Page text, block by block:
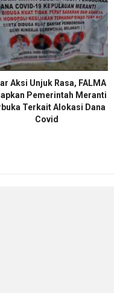
Aksi Unjuk Rasa, FALMA
Pemerintah Meranti
Terkait Alokasi Dana
Covid